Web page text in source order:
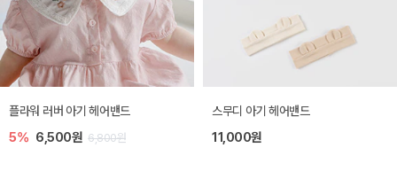
플라워 러버 아기 헤어밴드
5% 6,500원 6,800원
스무디 아기 헤어밴드
11,000원